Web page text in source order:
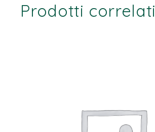
Prodotti correlati